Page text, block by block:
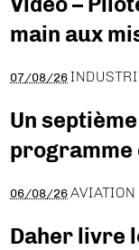
main aux
07/08/26
Un
programme
06/08/26 AVIATION
Daher livre